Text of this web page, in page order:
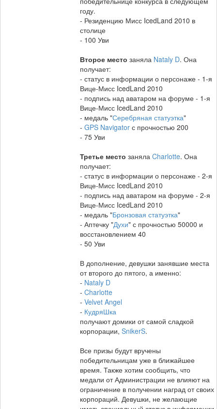
году.
- Резиденцию Мисс IcedLand 2010 в
столице
- 100 Уви
Второе место заняла Nataly D. Она
получает:
- статус в информации о персонаже - 1-я
Вице-Мисс IcedLand 2010
- подпись над аватаром на форуме - 1-я
Вице-Мисс IcedLand 2010
- медаль "Серебряная статуэтка"
- GPS Navigator с прочностью 200
- 75 Уви
Третье место заняла Charlotte. Она
получает:
- статус в информации о персонаже - 2-я
Вице-Мисс IcedLand 2010
- подпись над аватаром на форуме - 2-я
Вице-Мисс IcedLand 2010
- медаль "Бронзовая статуэтка"
- Аптечку "Духи" с прочностью 50000 и
восстановлением 40
- 50 Уви
В дополнение, девушки занявшие места
от второго до пятого, а именно:
- Nataly D
- Charlotte
- Velvet Angel
- КудряШка
получают домики от самой сладкой
корпорации, SnikerS.
Все призы будут вручены
победительницам уже в ближайшее
время. Также хотим сообщить, что
медали от Администрации не влияют на
ограничение в получении наград от своих
корпораций. Девушки, не желающие